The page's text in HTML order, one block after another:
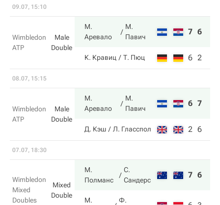
09.07, 15:10
Wimbledon
ATP
Male
Double
М.
Аревало
М.
Павич
7 6
К. Кравиц Т. Пюц 6 2
08.07, 15:15
Wimbledon
ATP
Male
Double
М.
Аревало
М.
Павич
6 7
Д. Кэш Л. Гласспол 2 6
07.07, 18:30
Wimbledon
Mixed
Doubles
Mixed
Double
М.
Полманс
С.
Сандерс
7 6
М.
Ф.